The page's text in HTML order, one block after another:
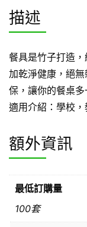
描述
餐具是竹子打造
加乾淨健康，絕
保，讓你的餐桌多
適用介紹：學校
額外資訊
最低訂購量
100套